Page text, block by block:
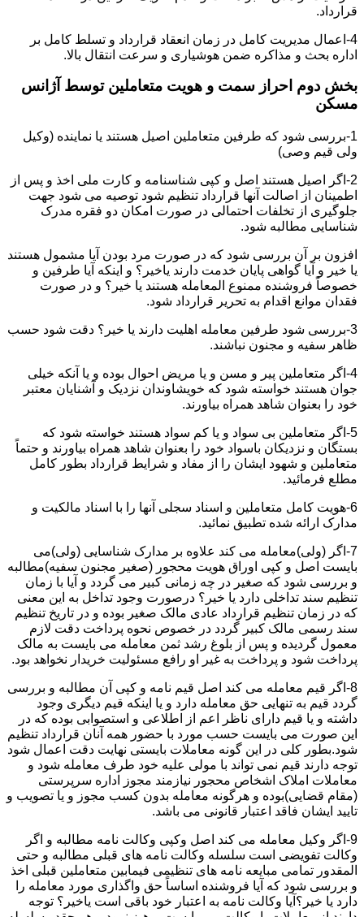
قرارداد.
4-اعمال مدیریت کامل در زمان انعقاد قرارداد و تسلط کامل بر
اداره بحث و مذاکره ضمن هوشیاری و سرعت انتقال بالا.
بخش دوم احراز سمت و هویت متعاملین توسط آژانس
مسکن
1-بررسی شود که طرفین متعاملین اصیل هستند یا نماینده (وکیل
ولی قیم وصی)
2-اگر اصیل هستند اصل و کپی شناسنامه و کارت ملی اخذ و پس از
اطمینان از اصالت آنها قرارداد تنظیم شود توصیه می شود جهت
جلوگیری از تخلفات احتمالی در صورت امکان دو فقره مدرک
شناسایی مطالبه شود.
افزون بر آن بررسی شود که در صورت مرد بودن آیا مشمول هستند
یا خیر و آیا گواهی پایان خدمت دارند یاخیر؟ و اینکه آیا طرفین و
خصوصاً فروشنده ممنوع المعامله هستند یا خیر؟ و در صورت
فقدان موانع اقدام به تحریر قرارداد شود.
3-بررسی شود طرفین معامله اهلیت دارند یا خیر؟ دقت شود حسب
ظاهر سفیه و مجنون نباشند.
4-اگر متعاملین پیر و مسن و یا مریض احوال بوده و یا آنکه خیلی
جوان هستند خواسته شود که خویشاوندان نزدیک و آشنایان معتبر
خود را بعنوان شاهد همراه بیاورند.
5-اگر متعاملین بی سواد و یا کم سواد هستند خواسته شود که
بستگان و نزدیکان باسواد خود را بعنوان شاهد همراه بیاورند و حتماً
متعاملین و شهود ایشان را از مفاد و شرایط قرارداد بطور کامل
مطلع فرمائید.
6-هویت کامل متعاملین و اسناد سجلی آنها را با اسناد مالکیت و
مدارک ارائه شده تطبیق نمائید.
7-اگر (ولی)معامله می کند علاوه بر مدارک شناسایی (ولی)می
بایست اصل و کپی اوراق هویت محجور (صغیر مجنون سفیه)مطالبه
و بررسی شود که صغیر در چه زمانی کبیر می گردد و آیا با زمان
تنظیم سند تداخلی دارد یا خیر؟ درصورت وجود تداخل به این معنی
که در زمان تنظیم قرارداد عادی مالک صغیر بوده و در تاریخ تنظیم
سند رسمی مالک کبیر گردد در خصوص نحوه پرداخت دقت لازم
معمول گردیده و پس از بلوغ رشد ثمن معامله می بایست به مالک
پرداخت شود و پرداخت به غیر او رافع مسئولیت خریدار نخواهد بود.
8-اگر قیم معامله می کند اصل قیم نامه و کپی آن مطالبه و بررسی
گردد قیم به تنهایی حق معامله دارد و یا اینکه قیم دیگری وجود
داشته و یا قیم دارای ناظر اعم از اطلاعی و استصوابی بوده که در
این صورت می بایست حسب مورد با حضور همه آنان قرارداد تنظیم
شود.بطور کلی در این گونه معاملات بایستی نهایت دقت اعمال شود
توجه دارند قیم نمی تواند با مولی علیه خود طرف معامله شود و
معاملات املاک اشخاص محجور نیازمند مجوز اداره سرپرستی
(مقام قضایی)بوده و هرگونه معامله بدون کسب مجوز و یا تصویب و
تایید ایشان فاقد اعتبار قانونی می باشد.
9-اگر وکیل معامله می کند اصل وکپی وکالت نامه مطالبه و اگر
وکالت تفویضی است سلسله وکالت نامه های قبلی مطالبه و حتی
المقدور تمامی مبایعه نامه های تنظیمی فیمابین متعاملین قبلی اخذ
و بررسی شود که آیا فروشنده اساساً حق واگذاری مورد معامله را
دارد یا خیر؟آیا وکالت نامه به اعتبار خود باقی است یاخیر؟ توجه